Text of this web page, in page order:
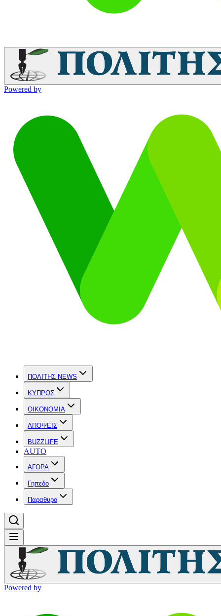
Powered by
ΠΟΛΙΤΗΣ NEWS
ΚΥΠΡΟΣ
OIKONOMIA
ΑΠΟΨΕΙΣ
BUZZLIFE
AUTO
ΑΓΟΡΑ
Γηπεδο
Παραθυρο
Powered by